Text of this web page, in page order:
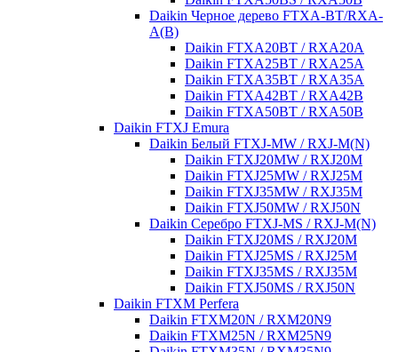
Daikin Черное дерево FTXA-BT/RXA-
A(B)
Daikin FTXA20BT / RXA20A
Daikin FTXA25BT / RXA25A
Daikin FTXA35BT / RXA35A
Daikin FTXA42BT / RXA42B
Daikin FTXA50BT / RXA50B
Daikin FTXJ Emura
Daikin Белый FTXJ-MW / RXJ-M(N)
Daikin FTXJ20MW / RXJ20M
Daikin FTXJ25MW / RXJ25M
Daikin FTXJ35MW / RXJ35M
Daikin FTXJ50MW / RXJ50N
Daikin Серебро FTXJ-MS / RXJ-M(N)
Daikin FTXJ20MS / RXJ20M
Daikin FTXJ25MS / RXJ25M
Daikin FTXJ35MS / RXJ35M
Daikin FTXJ50MS / RXJ50N
Daikin FTXM Perfera
Daikin FTXM20N / RXM20N9
Daikin FTXM25N / RXM25N9